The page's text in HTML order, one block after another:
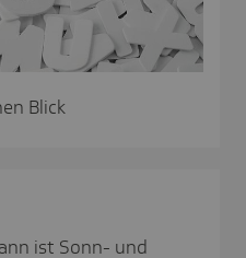
Blick
ist Sonn- und